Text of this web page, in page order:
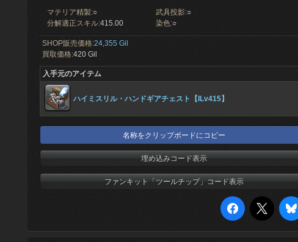
マテリア精製:○ 武具投影:○
分解適正スキル:415.00 染色:○
SHOP販売価格:24,355 Gil
買取価格:420 Gil
入手元のアイテム
ハイミスリル・ハンドギアチェスト【ILv415】
名称をクリップボードにコピー
埋め込みコード表示
ファンキット「ツールチップ」コード表示